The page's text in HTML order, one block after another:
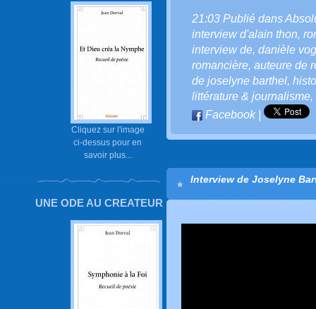
Cliquez sur l'image
ci-dessus pour en
savoir plus...
UNE ODE AU CREATEUR
21:03 Publié dans
interview d'alain thon,
interview de, danièle
romancière, auteure de
de joselyne barthel,
littérature & journalisme,
Facebook|
Interview de Joselyne